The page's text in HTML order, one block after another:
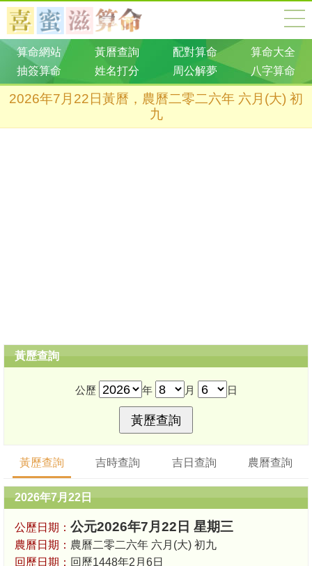
算命網站 黃曆查詢 配對算命
算命大全
抽簽算命
姓名打分 周公解夢 八字算命
2026年7月22日黃曆，農曆二零二六年 六月(大) 初
九
黃歷查詢
公歷 年 月 日
黃歷查詢 吉時查詢 吉日查詢 農曆查詢
2026年7月22日
公歷日期： 公元2026年7月22日 星期三
農曆日期： 農曆二零二六年 六月(大) 初九
回歷日期： 回歷1448年2月6日